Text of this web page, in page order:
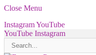
Close Menu
InstagramYouTube
YouTube Instagram